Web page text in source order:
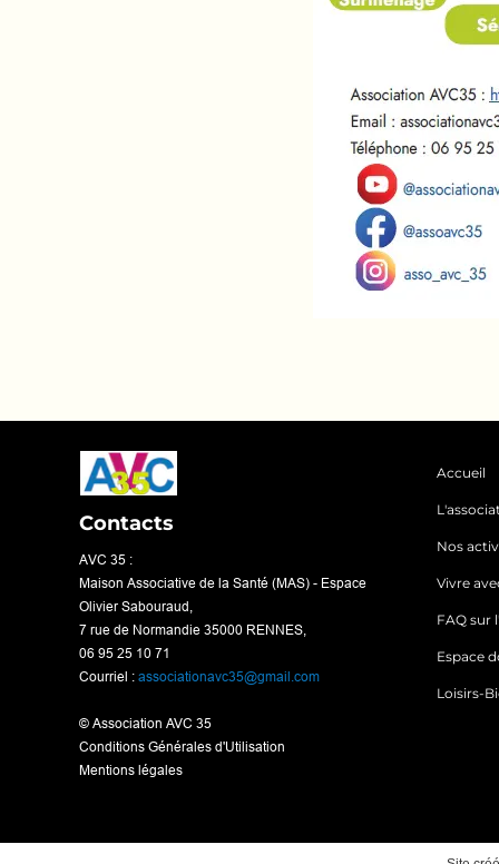
Contacts
AVC 35 :
Maison Associative de la Santé (MAS) - Espace
Olivier Sabouraud,
7 rue de Normandie 35000 RENNES,
06 95 25 10 71
Courriel : associationavc35@gmail.com
© Association AVC 35
Conditions Générales d'Utilisation
Mentions légales
Accueil
Nos
Vivre
FAQ sur
Espace
Loisirs-